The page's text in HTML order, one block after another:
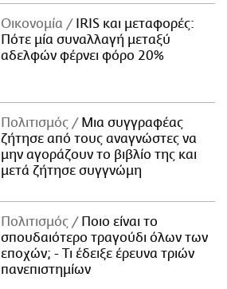
Οικονομία
IRIS και μεταφορές:
Πότε μία συναλλαγή μεταξύ
αδελφών φέρνει φόρο 20%
Πολιτισμός
Μια συγγραφέας
ζήτησε από τους αναγνώστες να
μην αγοράζουν το βιβλίο της και
μετά ζήτησε συγγνώμη
Πολιτισμός
Ποιο είναι το
σπουδαιότερο τραγούδι όλων των
εποχών; - Τι έδειξε έρευνα τριών
πανεπιστημίων